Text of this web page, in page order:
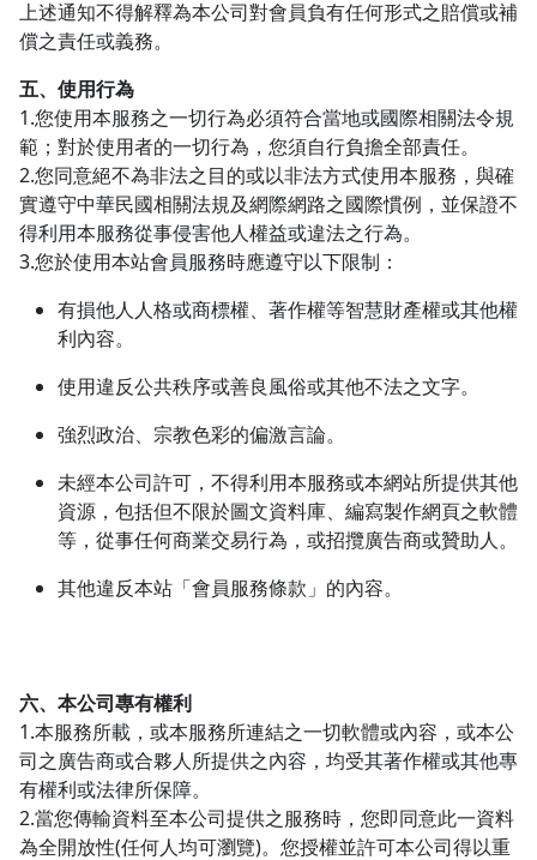
上述通知不得解釋為本公司對會員負有任何形式之賠償或補
償之責任或義務。
五、使用行為
1.您使用本服務之一切行為必須符合當地或國際相關法令規
範；對於使用者的一切行為，您須自行負擔全部責任。
2.您同意絕不為非法之目的或以非法方式使用本服務，與確
實遵守中華民國相關法規及網際網路之國際慣例，並保證不
得利用本服務從事侵害他人權益或違法之行為。
3.您於使用本站會員服務時應遵守以下限制：
有損他人人格或商標權、著作權等智慧財產權或其他權
利內容。
使用違反公共秩序或善良風俗或其他不法之文字。
強烈政治、宗教色彩的偏激言論。
未經本公司許可，不得利用本服務或本網站所提供其他
資源，包括但不限於圖文資料庫、編寫製作網頁之軟體
等，從事任何商業交易行為，或招攬廣告商或贊助人。
其他違反本站「會員服務條款」的內容。
六、本公司專有權利
1.本服務所載，或本服務所連結之一切軟體或內容，或本公
司之廣告商或合夥人所提供之內容，均受其著作權或其他專
有權利或法律所保障。
2.當您傳輸資料至本公司提供之服務時，您即同意此一資料
為全開放性(任何人均可瀏覽)。您授權並許可本公司得以重